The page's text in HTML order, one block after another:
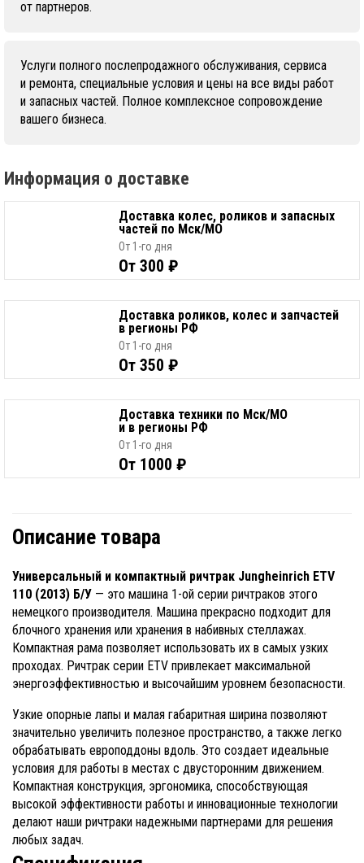
от партнеров.
Услуги полного послепродажного обслуживания, сервиса
и ремонта, специальные условия и цены на все виды работ
и запасных частей. Полное комплексное сопровождение
вашего бизнеса.
Информация о доставке
Доставка колес, роликов и запасных
частей по Мск/МО
От 1-го дня
От 300 ₽
Доставка роликов, колес и запчастей
в регионы РФ
От 1-го дня
От 350 ₽
Доставка техники по Мск/МО
и в регионы РФ
От 1-го дня
От 1000 ₽
Описание товара
Универсальный и компактный ричтрак Jungheinrich ETV
110 (2013) Б/У — это машина 1-ой серии ричтраков этого
немецкого производителя. Машина прекрасно подходит для
блочного хранения или хранения в набивных стеллажах.
Компактная рама позволяет использовать их в самых узких
проходах. Ричтрак серии ETV привлекает максимальной
энергоэффективностью и высочайшим уровнем безопасности.
Узкие опорные лапы и малая габаритная ширина позволяют
значительно увеличить полезное пространство, а также легко
обрабатывать европоддоны вдоль. Это создает идеальные
условия для работы в местах с двусторонним движением.
Компактная конструкция, эргономика, способствующая
высокой эффективности работы и инновационные технологии
делают наши ричтраки надежными партнерами для решения
любых задач.